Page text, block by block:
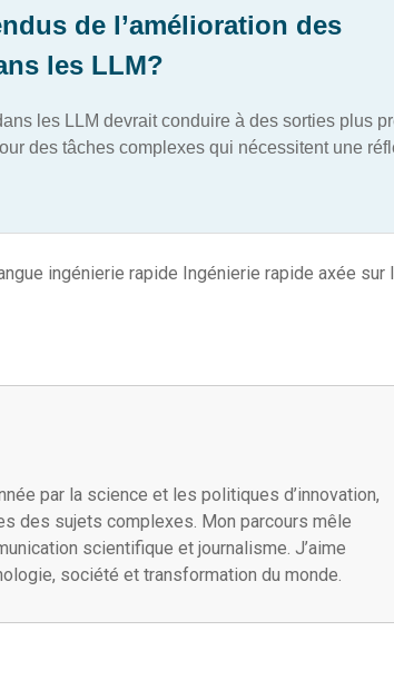
de l’amélioration des
les LLM?
les LLM devrait conduire à des sorties plus
des tâches complexes qui nécessitent une
ingénierie rapide Ingénierie rapide axée sur
par la science et les politiques d’innovation,
des sujets complexes. Mon parcours mêle
scientifique et journalisme. J’aime
société et transformation du monde.